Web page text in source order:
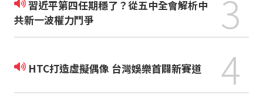
習近平第四任期穩了？從五中全會解析中
共新一波權力鬥爭
3
HTC打造虛擬偶像 台灣娛樂首闢新賽道 4